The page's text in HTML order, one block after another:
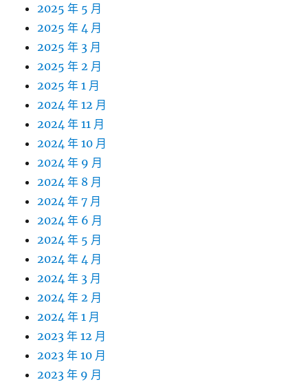
2025 年 5 月
2025 年 4 月
2025 年 3 月
2025 年 2 月
2025 年 1 月
2024 年 12 月
2024 年 11 月
2024 年 10 月
2024 年 9 月
2024 年 8 月
2024 年 7 月
2024 年 6 月
2024 年 5 月
2024 年 4 月
2024 年 3 月
2024 年 2 月
2024 年 1 月
2023 年 12 月
2023 年 10 月
2023 年 9 月